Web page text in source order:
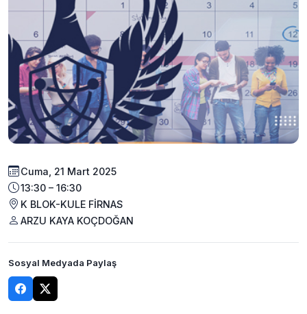
Cuma, 21 Mart 2025
13:30 – 16:30
K BLOK-KULE FİRNAS
ARZU KAYA KOÇDOĞAN
Sosyal Medyada Paylaş